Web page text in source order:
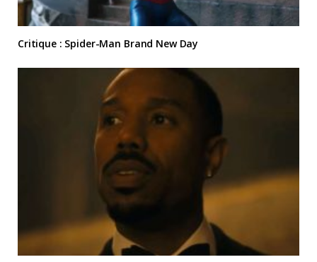
Critique : Spider-Man Brand New Day